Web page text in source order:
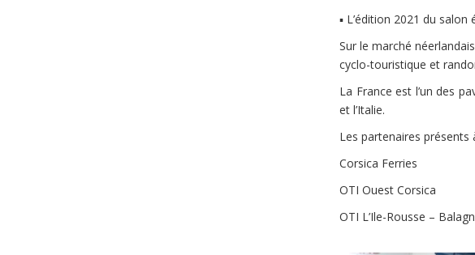
▪ L’édition 2021 du
Sur le marché
cyclo-touristique et
La France est l’un des
et l’Italie.
Les partenaires présents
Corsica Ferries
OTI Ouest Corsica
OTI L’Ile-Rousse –